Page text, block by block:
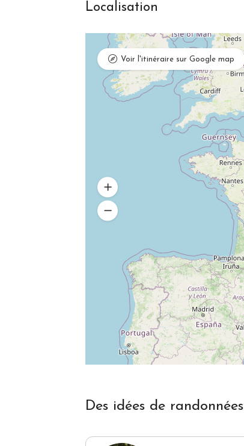
Localisation
Voir l'itinéraire sur Google map
Des idées de randonnées